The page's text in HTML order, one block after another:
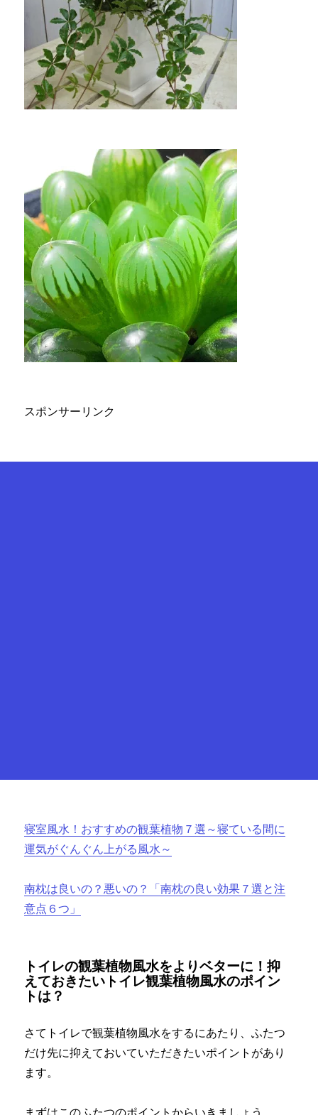
スポンサーリンク
寝室風水！おすすめの観葉植物７選～寝ている間に
運気がぐんぐん上がる風水～
南枕は良いの？悪いの？「南枕の良い効果７選と注
意点６つ」
トイレの観葉植物風水をよりベターに！抑
えておきたいトイレ観葉植物風水のポイン
トは？
さてトイレで観葉植物風水をするにあたり、ふたつ
だけ先に抑えておいていただきたいポイントがあり
ます。